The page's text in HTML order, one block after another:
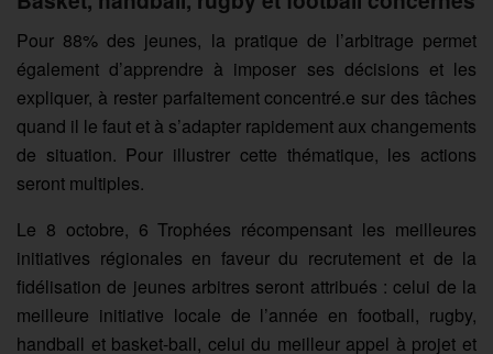
Pour 88% des jeunes, la pratique de l’arbitrage permet
également d’apprendre à imposer ses décisions et les
expliquer, à rester parfaitement concentré.e sur des tâches
quand il le faut et à s’adapter rapidement aux changements
de situation. Pour illustrer cette thématique, les actions
seront multiples.
Le 8 octobre, 6 Trophées récompensant les meilleures
initiatives régionales en faveur du recrutement et de la
fidélisation de jeunes arbitres seront attribués : celui de la
meilleure initiative locale de l’année en football, rugby,
handball et basket-ball, celui du meilleur appel à projet et